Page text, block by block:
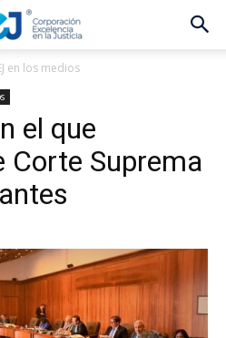
en los medios
el que
Corte Suprema